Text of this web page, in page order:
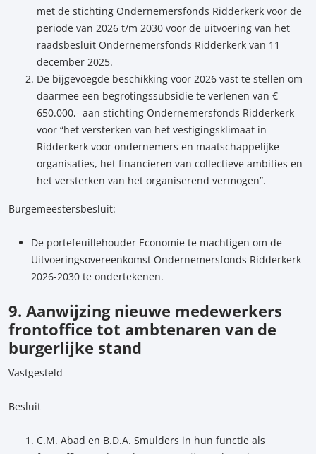
met de stichting Ondernemersfonds Ridderkerk voor de
periode van 2026 t/m 2030 voor de uitvoering van het
raadsbesluit Ondernemersfonds Ridderkerk van 11
december 2025.
De bijgevoegde beschikking voor 2026 vast te stellen om
daarmee een begrotingssubsidie te verlenen van €
650.000,- aan stichting Ondernemersfonds Ridderkerk
voor “het versterken van het vestigingsklimaat in
Ridderkerk voor ondernemers en maatschappelijke
organisaties, het financieren van collectieve ambities en
het versterken van het organiserend vermogen”.
Burgemeestersbesluit:
De portefeuillehouder Economie te machtigen om de
Uitvoeringsovereenkomst Ondernemersfonds Ridderkerk
2026-2030 te ondertekenen.
9. Aanwijzing nieuwe medewerkers
frontoffice tot ambtenaren van de
burgerlijke stand
Vastgesteld
Besluit
C.M. Abad en B.D.A. Smulders in hun functie als